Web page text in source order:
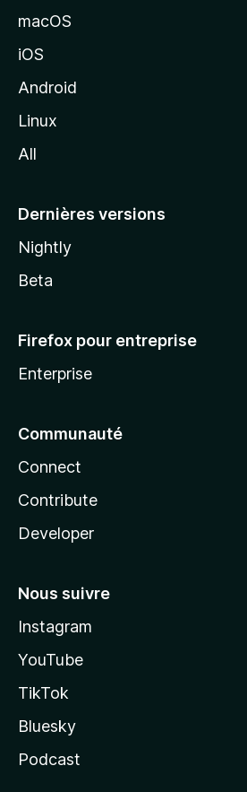
o
z
l
macOS
iOS
Android
Linux
All
Dernières versions
Nightly
Beta
Firefox pour entreprise
Enterprise
Communauté
Connect
Contribute
Developer
Nous suivre
Instagram
YouTube
TikTok
Bluesky
Podcast